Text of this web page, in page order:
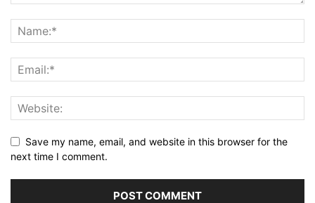
Save my name, email, and website in this browser for the
next time I comment.